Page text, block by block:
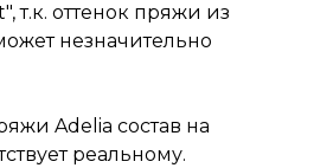
т.к. оттенок пряжи из
незначительно
Adelia состав на
реальному.